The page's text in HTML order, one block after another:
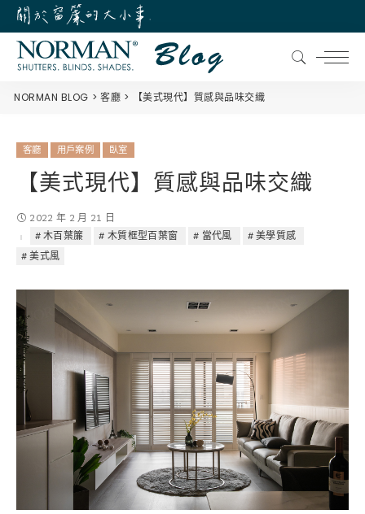
NORMAN BLOG 客廳 【美式現代】質感與品味交織
客廳 用戶案例 臥室
【美式現代】質感與品味交織
2022 年 2 月 21 日
木百葉簾
木質框型百葉窗 當代風
美學質感
美式風